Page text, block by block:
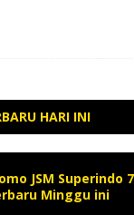
HARI INI
JSM Superindo
Minggu ini